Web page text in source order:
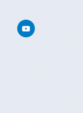
Youtube